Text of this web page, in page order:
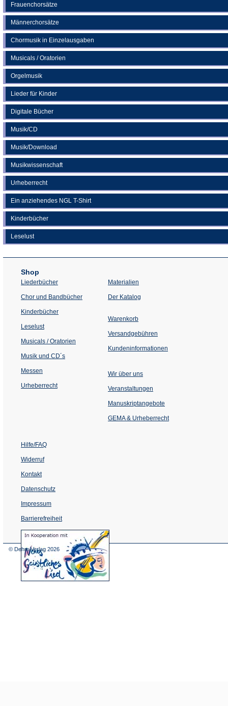
Frauenchorsätze
Männerchorsätze
Chormusik in Einzelausgaben
Musicals / Oratorien
Orgelmusik
Lieder für Kinder
Digitale Bücher
Musik/CD
Musik/Download
Musikwissenschaft
Urheberrecht
Ein anziehendes NGL T-Shirt
Kinderbücher
Leselust
Shop
Liederbücher
Chor und Bandbücher
Kinderbücher
Leselust
Musicals / Oratorien
Musik und CD´s
Messen
Urheberrecht
Materialien
Der Katalog
Warenkorb
Versandgebühren
Kundeninformationen
Wir über uns
Veranstaltungen
einem
Tab)
Manuskriptangebote
GEMA & Urheberrecht
Hilfe/FAQ
Widerruf
Kontakt
Datenschutz
Impressum
Barrierefreiheit
(Öffnet
in
© Dehm Verlag 2026